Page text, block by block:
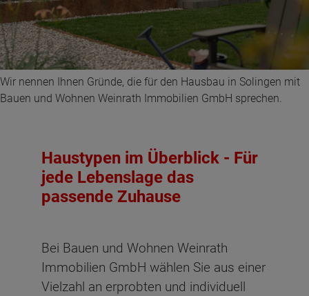
Wir nennen Ihnen Gründe, die für den Hausbau in Solingen mit
Bauen und Wohnen Weinrath Immobilien GmbH sprechen.
Haustypen im Überblick - Für
jede Lebenslage das
passende Zuhause
Bei Bauen und Wohnen Weinrath
Immobilien GmbH wählen Sie aus einer
Vielzahl an erprobten und individuell